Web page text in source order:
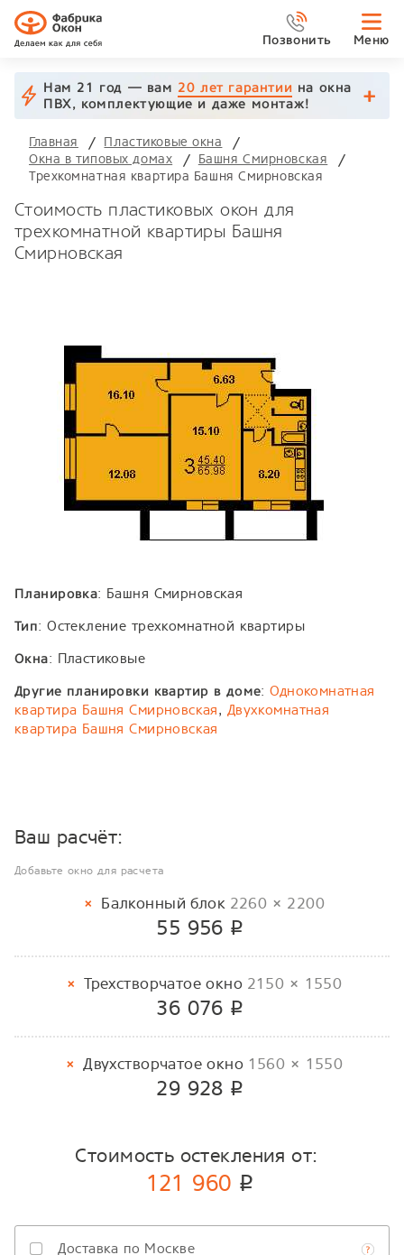
Позвонить Меню
Нам 21 год — вам 20 лет гарантии на окна
ПВХ, комплектующие и даже монтаж!
Главная
Пластиковые окна
Окна в типовых домах
Башня Смирновская
Трехкомнатная квартира Башня Смирновская
Стоимость пластиковых окон для
трехкомнатной квартиры Башня
Смирновская
Планировка: Башня Смирновская
Тип: Остекление трехкомнатной квартиры
Окна: Пластиковые
Другие планировки квартир в доме:Однокомнатная
квартира Башня Смирновская, Двухкомнатная
квартира Башня Смирновская
Ваш расчёт:
Добавьте окно для расчета
Балконный блок 2260 × 2200
55 956 p
Трехстворчатое окно 2150 × 1550
36 076 p
Двухстворчатое окно 1560 × 1550
29 928 p
Стоимость остекления от:
121 960 p
Доставка по Москве